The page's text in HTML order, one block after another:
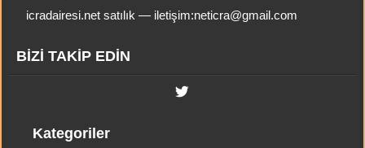
icradairesi.net satılık — iletişim:neticra@gmail.com
BİZİ TAKİP EDİN
Kategoriler